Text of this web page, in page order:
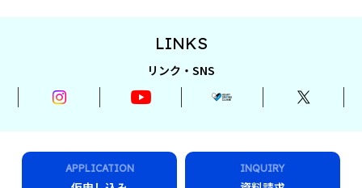
LINKS
リンク・SNS
APPLICATION INQUIRY